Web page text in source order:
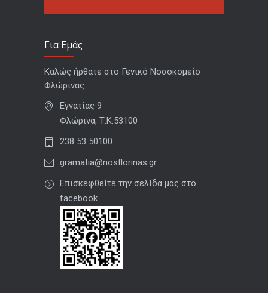
Για Εμάς
Καλώς ήρθατε στο Γενικό Νοσοκομείο
Φλώρινας.
Εγνατίας 9
Φλώρινα, Τ.Κ.53100
238 53 50100
gramatia@nosflorinas.gr
Επισκεφθείτε την σελίδα μας στο
facebook